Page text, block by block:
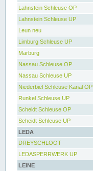
Lahnstein Schleuse OP
Lahnstein Schleuse UP
Leun neu
Limburg Schleuse UP
Marburg
Nassau Schleuse OP
Nassau Schleuse UP
Niederbiel Schleuse Kanal OP
Runkel Schleuse UP
Scheidt Schleuse OP
Scheidt Schleuse UP
LEDA
DREYSCHLOOT
LEDASPERRWERK UP
LEINE